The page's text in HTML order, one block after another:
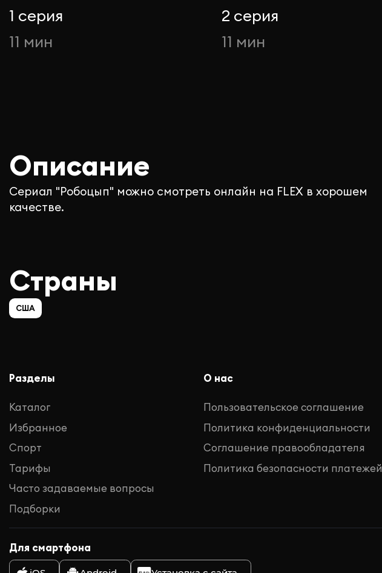
1 серия
11 мин
2 серия
11 мин
Описание
Сериал "Робоцып" можно смотреть онлайн на FLEX в хорошем
качестве.
Страны
США
Разделы
Каталог
Избранное
Спорт
Тарифы
Часто задаваемые вопросы
Подборки
О нас
Пользовательское соглашение
Политика конфиденциальности
Соглашение правообладателя
Политика безопасности платежей
Для смартфона